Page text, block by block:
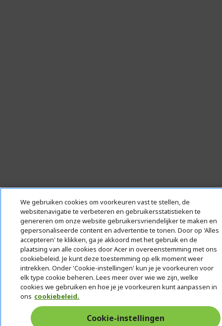
We gebruiken cookies om voorkeuren vast te stellen, de
websitenavigatie te verbeteren en gebruikersstatistieken te
genereren om onze website gebruikersvriendelijker te maken en
gepersonaliseerde content en advertentie te tonen. Door op 'Alles
accepteren' te klikken, ga je akkoord met het gebruik en de
plaatsing van alle cookies door Acer in overeenstemming met ons
cookiebeleid. Je kunt deze toestemming op elk moment weer
intrekken. Onder 'Cookie-instellingen' kun je je voorkeuren voor
elk type cookie beheren. Lees meer over wie we zijn, welke
cookies we gebruiken en hoe je je voorkeuren kunt aanpassen in
ons cookiebeleid.
Cookie-instellingen